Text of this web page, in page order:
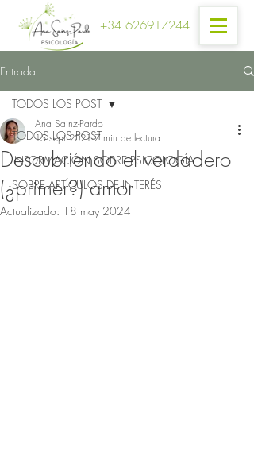
+34 626917244
Entrada
TODOS LOS POST
INFORMACIÓN SOBRE PSICOLOGÍA
SOBRE ARTÍCULOS DE INTERÉS
TODOS LOS POST
Descubriendo el verdadero
(¿primer?) amor
Ana Sainz-Pardo
15 sept 2021 7 min de lectura
Actualizado: 18 may 2024